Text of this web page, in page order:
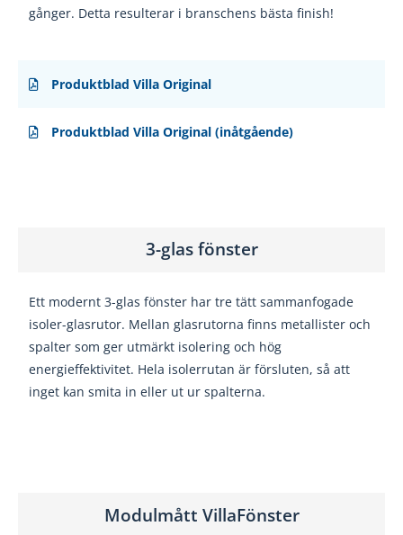
gånger. Detta resulterar i branschens bästa finish!
Produktblad Villa Original
Produktblad Villa Original (inåtgående)
3-glas fönster
Ett modernt 3-glas fönster har tre tätt sammanfogade
isoler-glasrutor. Mellan glasrutorna finns metallister och
spalter som ger utmärkt isolering och hög
energieffektivitet. Hela isolerrutan är försluten, så att
inget kan smita in eller ut ur spalterna.
Modulmått VillaFönster